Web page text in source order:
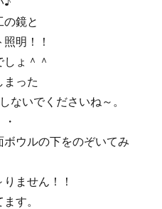
鏡と
明！！
ょ＾＾
まった
ないでくださいね～。
ウルの下をのぞいてみ
ません！！
す。